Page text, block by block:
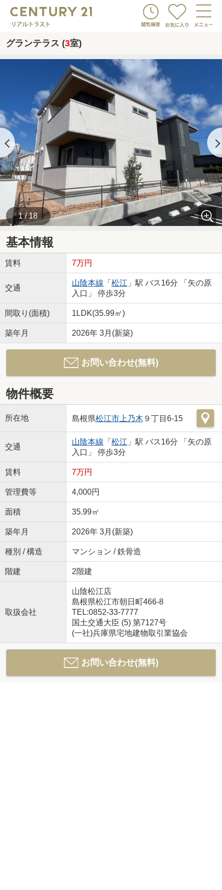
グランテラス (3室)
1 / 18
基本情報
賃料 7万円
交通
山陰本線 「 松江 」駅 バス16分 「矢の原
入口」 停歩3分
間取り(面積) 1LDK(35.99㎡)
築年月 2026年 3月(新築)
お問い合わせ(無料)
物件概要
所在地 島根県松江市上乃木 ９丁目6-15
交通
山陰本線 「 松江 」駅 バス16分 「矢の原
入口」 停歩3分
賃料 7万円
管理費等 4,000円
面積 35.99㎡
築年月 2026年 3月(新築)
種別 / 構造 マンション / 鉄骨造
階建 2階建
取扱会社
山陰松江店
島根県松江市朝日町466-8
TEL:0852-33-7777
国土交通大臣 (5) 第7127号
(一社)兵庫県宅地建物取引業協会
お問い合わせ(無料)